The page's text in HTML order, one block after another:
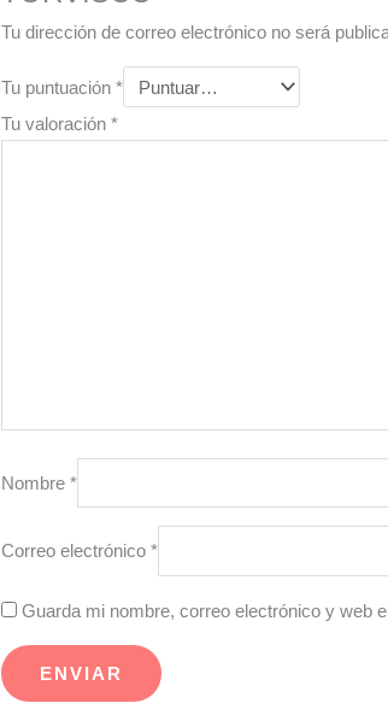
Tu dirección de correo electrónico no será
Tu puntuación*
Tu valoración*
Nombre*
Correo electrónico*
Guarda mi nombre, correo electrónico y web